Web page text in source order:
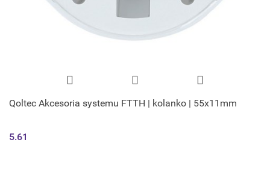
Qoltec Akcesoria systemu FTTH | kolanko | 55x11mm
5.61